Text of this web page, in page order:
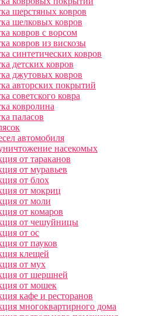
шерстяных ковров
шелковых ковров
ковров с ворсом
ковров из вискозы
синтетических ковров
детских ковров
джутовых ковров
авторских покрытий
советского ковра
ковролина
паласов
автомобиля
насекомых
от тараканов
от муравьев
от блох
от мокриц
от моли
от комаров
от чешуйницы
от ос
от пауков
клещей
от мух
от шершней
от мошек
кафе и ресторанов
многоквартирного дома